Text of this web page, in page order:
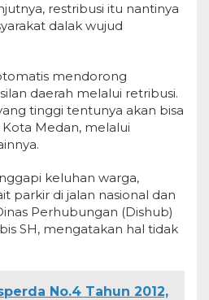
restribusi itu nantinya
dalak wujud
mendorong
daerah melalui retribusi.
tinggi tentunya akan bisa
Medan, melalui
keluhan warga,
parkir di jalan nasional dan
Perhubungan (Dishub)
SH, mengatakan hal tidak
No.4 Tahun 2012,